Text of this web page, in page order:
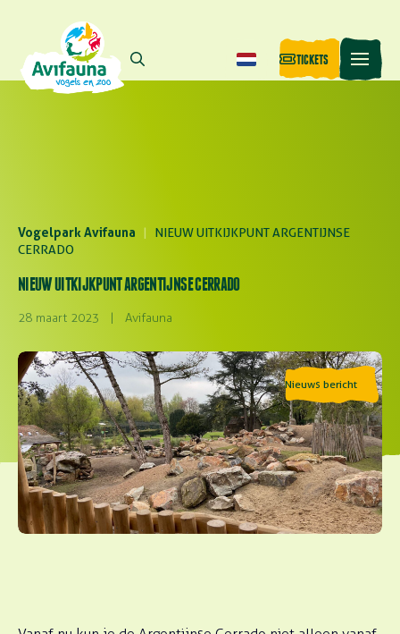
TICKETS
Vogelpark Avifauna |
NIEUW UITKIJKPUNT ARGENTIJNSE
CERRADO
NIEUW UITKIJKPUNT ARGENTIJNSE CERRADO
28 maart 2023 | Avifauna
Nieuws bericht